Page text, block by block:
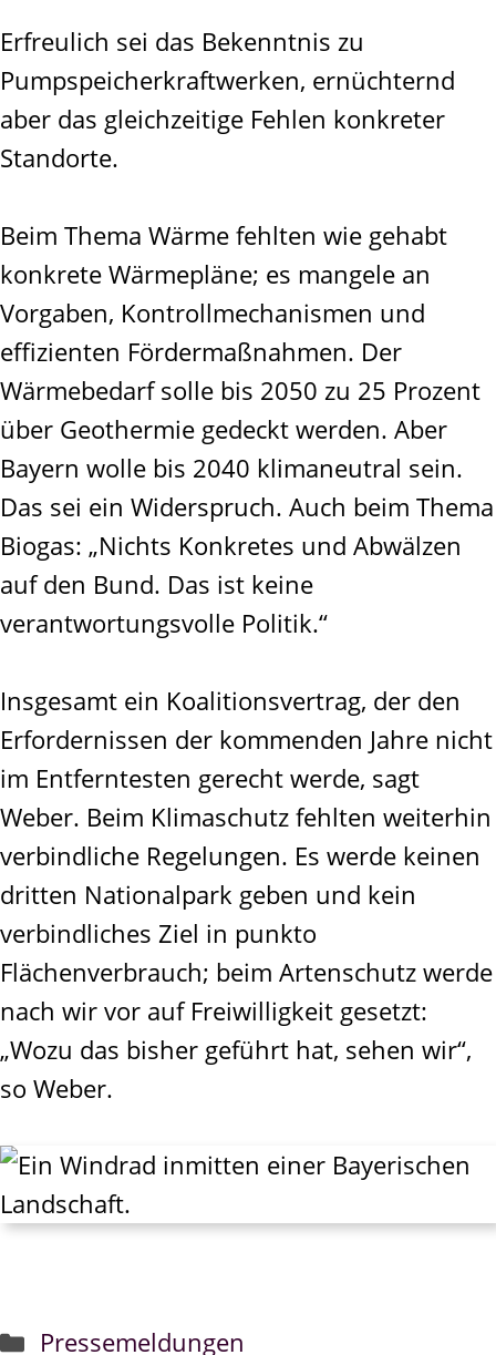
Erfreulich sei das Bekenntnis zu
Pumpspeicherkraftwerken, ernüchternd
aber das gleichzeitige Fehlen konkreter
Standorte.
Beim Thema Wärme fehlten wie gehabt
konkrete Wärmepläne; es mangele an
Vorgaben, Kontrollmechanismen und
effizienten Fördermaßnahmen. Der
Wärmebedarf solle bis 2050 zu 25 Prozent
über Geothermie gedeckt werden. Aber
Bayern wolle bis 2040 klimaneutral sein.
Das sei ein Widerspruch. Auch beim Thema
Biogas: „Nichts Konkretes und Abwälzen
auf den Bund. Das ist keine
verantwortungsvolle Politik.“
Insgesamt ein Koalitionsvertrag, der den
Erfordernissen der kommenden Jahre nicht
im Entferntesten gerecht werde, sagt
Weber. Beim Klimaschutz fehlten weiterhin
verbindliche Regelungen. Es werde keinen
dritten Nationalpark geben und kein
verbindliches Ziel in punkto
Flächenverbrauch; beim Artenschutz werde
nach wir vor auf Freiwilligkeit gesetzt:
„Wozu das bisher geführt hat, sehen wir“,
so Weber.
Kategorien
Pressemeldungen